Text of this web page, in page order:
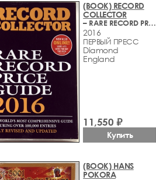
(BOOK) RECORD
COLLECTOR
– RARE RECORD PRICE GUIDE 2016
2016
ПЕРВЫЙ ПРЕСС
Diamond
England
11,550 ₽
Купить
(BOOK) HANS
POKORA